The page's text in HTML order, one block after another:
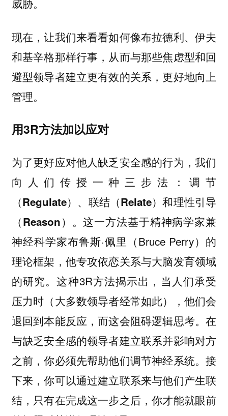
现在，让我们来看看如何像布拉德利、伊夫
和基辛格那样行事，从而与那些焦虑型和回
避型领导者建立更有效的关系，更好地向上
管理。
用3R方法加以应对
为了更好应对他人缺乏安全感的行为，我们
向人们传授一种三步法：调节
（Regulate）、联结（Relate）和理性引导
（Reason） 。这一方法基于精神病学家兼
神经科学家布鲁斯·佩里（Bruce Perry）的
理论框架，他专攻依恋关系与大脑发育领域
的研究。这种3R方法揭示出，当人们承受
压力时（大多数领导者经常如此），他们会
退回到本能反应，而这会阻碍逻辑思考。在
与缺乏安全感的领导者建立联系并影响对方
之前，你必须先帮助他们调节神经系统。接
下来，你可以通过建立联系来与他们产生联
结，只有在完成这一步之后，你才能就眼前